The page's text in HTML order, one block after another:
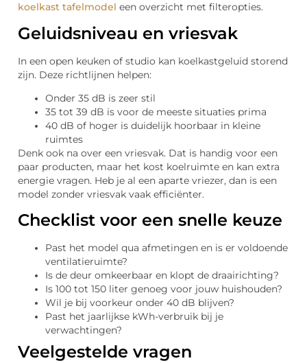
koelkast tafelmodel een overzicht met filteropties.
Geluidsniveau en vriesvak
In een open keuken of studio kan koelkastgeluid storend
zijn. Deze richtlijnen helpen:
Onder 35 dB is zeer stil
35 tot 39 dB is voor de meeste situaties prima
40 dB of hoger is duidelijk hoorbaar in kleine
ruimtes
Denk ook na over een vriesvak. Dat is handig voor een
paar producten, maar het kost koelruimte en kan extra
energie vragen. Heb je al een aparte vriezer, dan is een
model zonder vriesvak vaak efficiënter.
Checklist voor een snelle keuze
Past het model qua afmetingen en is er voldoende
ventilatieruimte?
Is de deur omkeerbaar en klopt de draairichting?
Is 100 tot 150 liter genoeg voor jouw huishouden?
Wil je bij voorkeur onder 40 dB blijven?
Past het jaarlijkse kWh-verbruik bij je
verwachtingen?
Veelgestelde vragen